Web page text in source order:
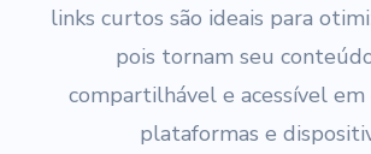
links curtos são ideais para
pois tornam seu
compartilhável e acessível
plataformas e